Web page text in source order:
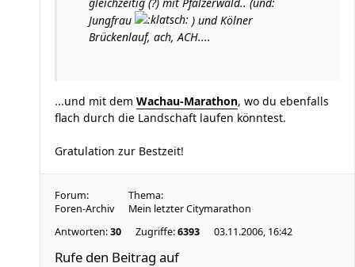
Jungfrau
) und Kölner
Brückenlauf, ach, ACH....
...und mit dem Wachau-Marathon, wo du ebenfalls
flach durch die Landschaft laufen könntest.
Gratulation zur Bestzeit!
Forum:
Foren-Archiv
Thema:
Mein letzter Citymarathon
Antworten:30 Zugriffe:6393 03.11.2006, 16:42
Rufe den Beitrag auf